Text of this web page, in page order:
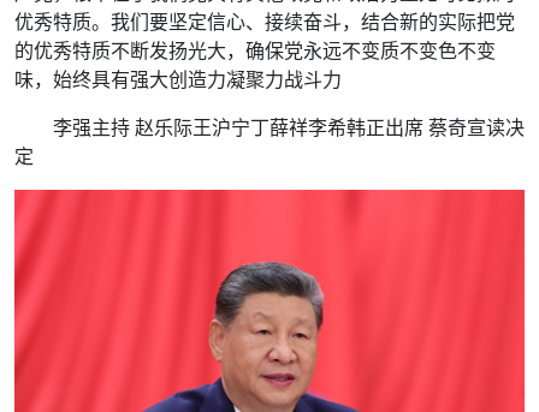
优秀特质。我们要坚定信心、接续奋斗，结合新的实际把党
的优秀特质不断发扬光大，确保党永远不变质不变色不变
味，始终具有强大创造力凝聚力战斗力
李强主持 赵乐际王沪宁丁薛祥李希韩正出席 蔡奇宣读决
定